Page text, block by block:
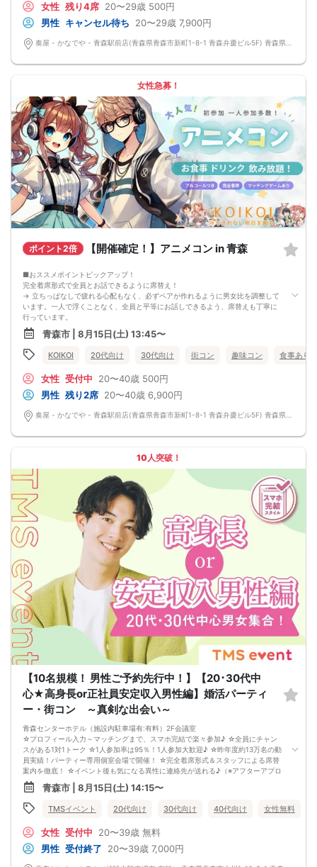
返却されるので安心です。
■最少催行人数
男女2対2
■中止判断タイミング
前日20時、または開催6時間前の時点で最少開催人数に満たない場合
→ お酒が飲めない方にはソフトドリンクも豊富にご用意しています！
女性 残り4席 20〜29歳 500円
男性 キャンセル待ち 20〜29歳 7,900円
奏屋 - かなでや - 青森駅前店(青森県青森市新町1-8-1 青森弁慶ビル5F) 青森県青森市新町1-8-1 青森弁慶ビル5F
女性急募！
ポイント2倍 【開催確定！】アニメコン in 青森
■おススメポイントピックアップ！
完全着席形式で全員とお話できるように席替え！
→ 立ちっぱなしで疲れる心配もなく、必ずペアが作れるように男女比を調整して
います。一人で浮くことなく、全員と平等にお話しできるよう、席替えも丁寧に
行っています。
会話を盛り上げるプロフィールシート＆アニメ一覧表！
→ 趣味や好みからスムーズに会話がスタート！「何を話そう…」と悩むことな
く、共通の話題で盛り上がれます。
自然なつながりをサポートするマッチングゲーム開催！
返却されるので安心です。
■最少催行人数
男女2対2
■中止判断タイミング
前日20時、または開催6時間前の時点で最少開催人数に満たない場合
→ お酒が飲めない方にはソフトドリンクも豊富にご用意しています！
青森市 | 8月15日(土) 13:45〜
KOIKOI 20代向け 30代向け 街コン 趣味コン 食事あり
女性 受付中 20〜40歳 500円
男性 残り2席 20〜40歳 6,900円
10人突破！
【10名規模！ 男性ご予約先行中！】【20･30代中
心★高身長or正社員安定収入男性編】婚活パーティ
ー・街コン ～真剣な出会い～
青森センターホテル（施設内駐車場有:有料）2F会議室
☆プロフィール入力～マッチングまで、スマホ完結で楽々参加♪ ☆全員にチャン
スがある1対1トーク ☆1人参加率は95％！1人参加大歓迎♪ ☆昨年度約13万名の動
員実績！パーティー専用個室会場で開催！ ☆完全着席形式＆スタッフによる席替
案内を徹底！ ☆イベント後も気になる異性に連絡先が送れる♪（※アフターアプロ
ーチ機能） スタッフの進行で全員の方とお話できるので、フリータイムで放置さ
れて人気の方と一度もお話できずに気が付いたらイベント終了・・・ということ
は一切ありません！ 【持ち物について】 ・ご本人様確認書類（無い場合はキャン
セル扱いとなります） ・最新版Google Chromeか最新版Safariを使用可能なスマ
関係上、カードスタイルに切り替えて催行する場合がございます。） ・なるべく
お釣銭がでないようご用意いただけますと幸いです。 【ご参加前にご確認くださ
い】 ・Wi-Fiの用意はありませんので、ネット環境が万全でない場合にはご参加い
青森市 | 8月15日(土) 14:15〜
TMSイベント 20代向け 30代向け 40代向け 女性無料
女性 受付中 20〜39歳 無料
男性 受付終了 20〜39歳 7,000円